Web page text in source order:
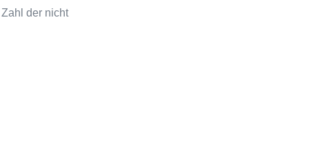
der nicht